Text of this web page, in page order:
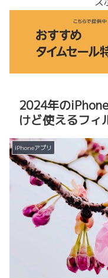
2024年の
けど使えるフィ
iPhoneアプリ